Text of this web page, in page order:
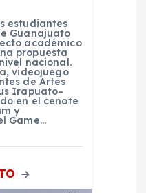
estudiantes
Guanajuato
académico
propuesta
nacional.
videojuego
de Artes
Irapuato–
en el cenote
y
Game…